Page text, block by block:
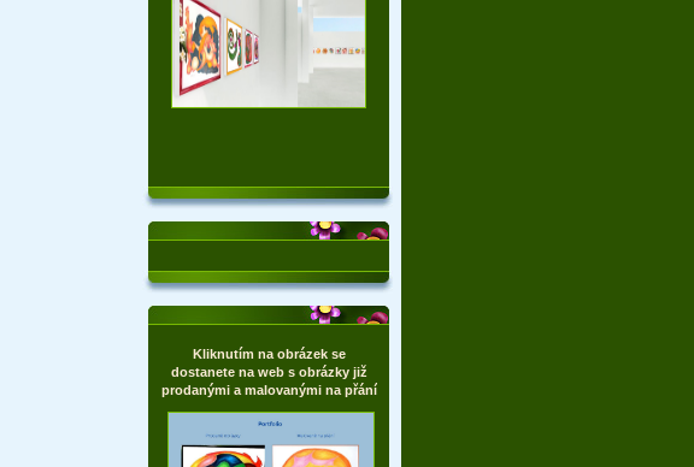
Kliknutím na obrázek se
dostanete na web s obrázky již
prodanými a malovanými na přání